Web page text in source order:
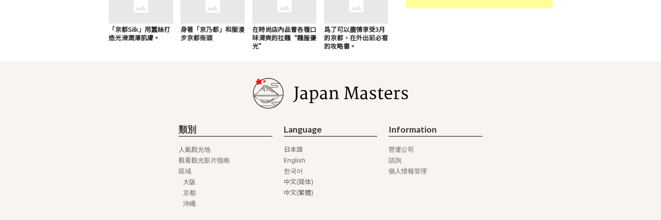
「京都Silk」用蠶絲打
造光滑潤澤肌膚。
身著「京乃都」和服漫
步京都街頭
在時尚店內品嘗各種口
味清爽的拉麵“麵屋優
光”
爲了可以盡情享受3月
的京都，在外出前必看
的攻略書。
類別
人氣觀光地
觀看觀光影片指南
區域
大阪
京都
沖繩
Language
日本語
English
한국어
中文(简体)
中文(繁體)
Information
營運公司
諮詢
個人情報管理